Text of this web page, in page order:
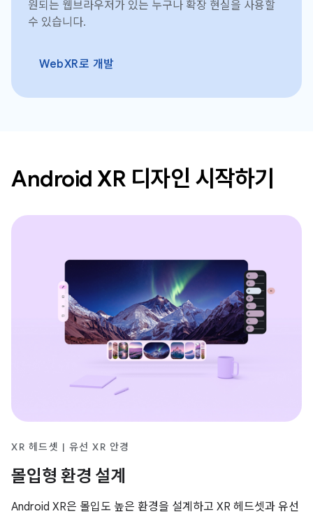
원되는 웹브라우저가 있는 누구나 확장 현실을 사용할
수 있습니다.
WebXR로 개발
Android XR 디자인 시작하기
XR 헤드셋 | 유선 XR 안경
몰입형 환경 설계
Android XR은 몰입도 높은 환경을 설계하고 XR 헤드셋과 유선